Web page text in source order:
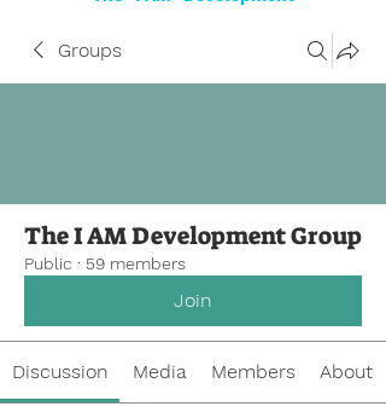
Groups
The I AM Development Group
Public · 59 members
Join
Discussion Media Members About